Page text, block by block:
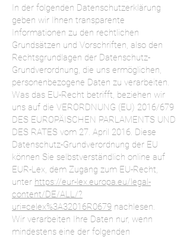
In der folgenden Datenschutzerklärung
geben wir Ihnen transparente
Informationen zu den rechtlichen
Grundsätzen und Vorschriften, also den
Rechtsgrundlagen der Datenschutz-
Grundverordnung, die uns ermöglichen,
personenbezogene Daten zu verarbeiten.
Was das EU-Recht betrifft, beziehen wir
uns auf die VERORDNUNG (EU) 2016/679
DES EUROPÄISCHEN PARLAMENTS UND
DES RATES vom 27. April 2016. Diese
Datenschutz-Grundverordnung der EU
können Sie selbstverständlich online auf
EUR-Lex, dem Zugang zum EU-Recht,
unter https://eur-lex.europa.eu/legal-
content/DE/ALL/?
uri=celex%3A32016R0679 nachlesen.
Wir verarbeiten Ihre Daten nur, wenn
mindestens eine der folgenden